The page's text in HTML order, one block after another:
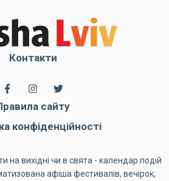
Контакти
сайту
конфіденційності
на вихідні чи в свята - календар подій
афіша фестивалів, вечірок,